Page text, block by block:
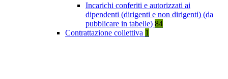
Incarichi conferiti e autorizzati ai
dipendenti (dirigenti e non dirigenti) (da
pubblicare in tabelle) 84
Contrattazione collettiva 1